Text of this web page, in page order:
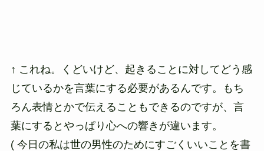
↑ これね。くどいけど、起きることに対してどう感
じているかを言葉にする必要があるんです。もち
ろん表情とかで伝えることもできるのですが、言
葉にするとやっぱり心への響きが違います。
( 今日の私は世の男性のためにすごくいいことを書